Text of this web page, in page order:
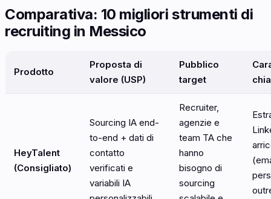
Comparativa: 10 migliori strumenti di
recruiting in Messico
Prodotto
Proposta di
valore (USP)
Pubblico
target
HeyTalent
(Consigliato)
Sourcing IA end-
to-end + dati di
contatto
verificati e
variabili IA
Recruiter,
agenzie e
team TA che
hanno
bisogno di
sourcing